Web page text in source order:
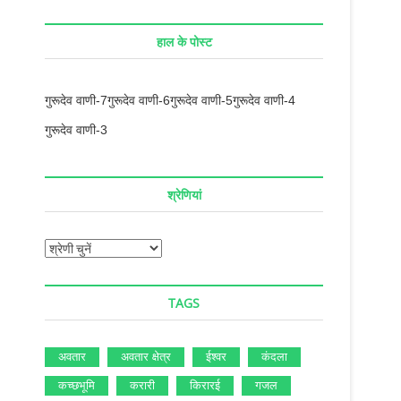
r
h
हाल के पोस्ट
गुरूदेव वाणी-7गुरूदेव वाणी-6गुरूदेव वाणी-5गुरूदेव वाणी-4
गुरूदेव वाणी-3
श्रेणियां
श्रे
यां
TAGS
अवतार अवतार क्षेत्र ईश्‍वर कंदला
कच्‍छभूमि करारी किरारई गजल